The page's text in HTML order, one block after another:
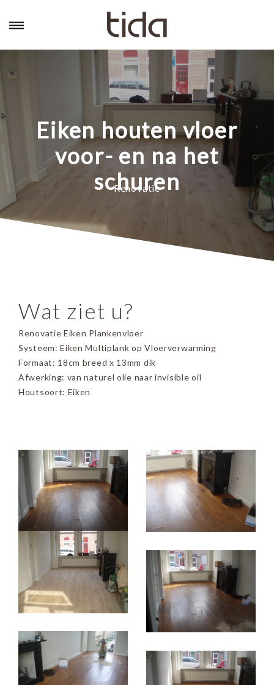
Eiken houten vloer
voor- en na het
schuren
Renovatie
Wat ziet u?
Renovatie Eiken Plankenvloer
Systeem: Eiken Multiplank op Vloerverwarming
Formaat: 18cm breed x 13mm dik
Afwerking: van naturel olie naar invisible oil
Houtsoort: Eiken